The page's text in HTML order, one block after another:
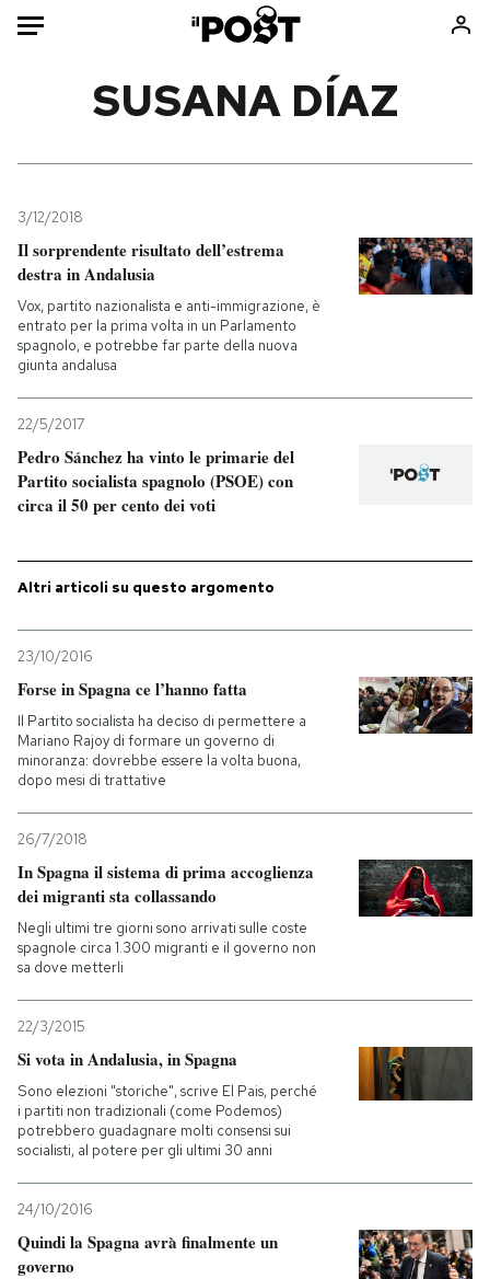
Mondo
Politica
Tecnologia
Internet
Scienza
Cultura
Economia
Consumismi
Ok Boomer!
Media
Altrecose
I MIEI PREFERITI
SHOP
AREA PERSONALE
Entra
SUSANA DÍAZ
3/12/2018
Il sorprendente risultato dell’estrema
destra in Andalusia
Vox, partito nazionalista e anti-immigrazione, è
entrato per la prima volta in un Parlamento
spagnolo, e potrebbe far parte della nuova
giunta andalusa
22/5/2017
Pedro Sánchez ha vinto le primarie del
Partito socialista spagnolo (PSOE) con
circa il 50 per cento dei voti
Altri articoli su questo argomento
23/10/2016
Forse in Spagna ce l’hanno fatta
Il Partito socialista ha deciso di permettere a
Mariano Rajoy di formare un governo di
minoranza: dovrebbe essere la volta buona,
dopo mesi di trattative
26/7/2018
In Spagna il sistema di prima accoglienza
dei migranti sta collassando
Negli ultimi tre giorni sono arrivati sulle coste
spagnole circa 1.300 migranti e il governo non
sa dove metterli
22/3/2015
Si vota in Andalusia, in Spagna
Sono elezioni "storiche", scrive El Pais, perché
i partiti non tradizionali (come Podemos)
potrebbero guadagnare molti consensi sui
socialisti, al potere per gli ultimi 30 anni
24/10/2016
Quindi la Spagna avrà finalmente un
governo